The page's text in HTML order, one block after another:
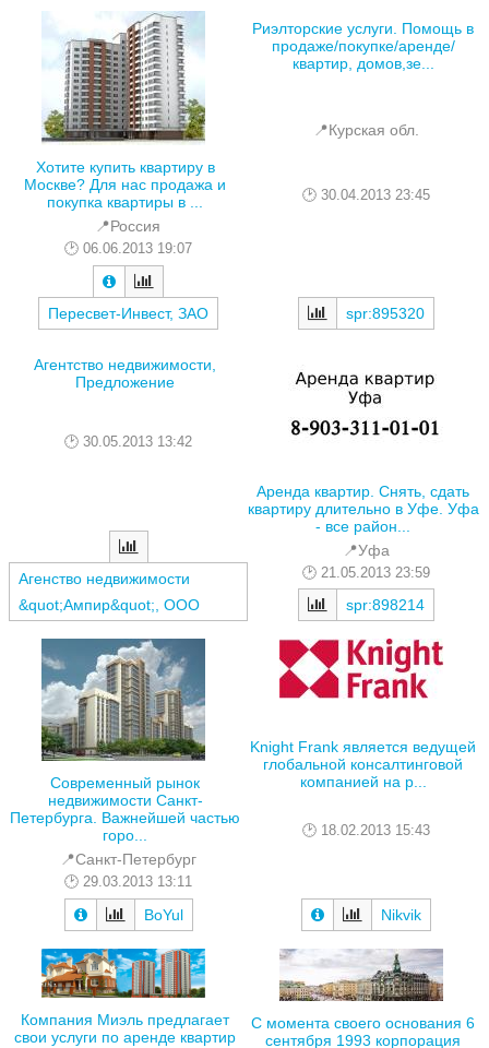
Хотите купить квартиру в
Москве? Для нас продажа и
покупка квартиры в ...
📍Россия
06.06.2013 19:07
Пересвет-Инвест, ЗАО
Риэлторские услуги. Помощь в
продаже/покупке/аренде/
квартир, домов,зе...
📍Курская обл.
30.04.2013 23:45
spr:895320
Агентство недвижимости,
Предложение
30.05.2013 13:42
Агенство недвижимости
&quot;Ампир&quot;, ООО
Аренда квартир. Снять, сдать
квартиру длительно в Уфе. Уфа
- все район...
📍Уфа
21.05.2013 23:59
spr:898214
Современный рынок
недвижимости Санкт-
Петербурга. Важнейшей частью
горо...
📍Санкт-Петербург
29.03.2013 13:11
BoYul
Knight Frank является ведущей
глобальной консалтинговой
компанией на р...
18.02.2013 15:43
Nikvik
Компания Миэль предлагает
свои услуги по аренде квартир
С момента своего основания 6
сентября 1993 корпорация